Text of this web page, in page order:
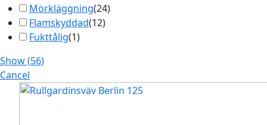
Mörkläggning(24)
Flamskyddad(12)
Fukttålig(1)
Show(56)
Cancel